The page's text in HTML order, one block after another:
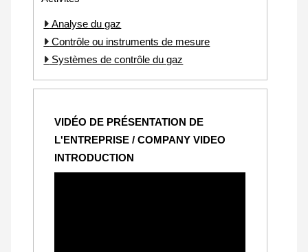
Analyse du gaz
Contrôle ou instruments de mesure
Systèmes de contrôle du gaz
VIDÉO DE PRÉSENTATION DE
L'ENTREPRISE / COMPANY VIDEO
INTRODUCTION